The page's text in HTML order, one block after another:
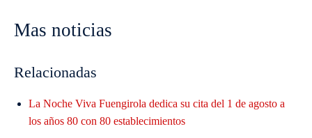
Mas noticias
Relacionadas
La Noche Viva Fuengirola dedica su cita del 1 de agosto a
los años 80 con 80 establecimientos